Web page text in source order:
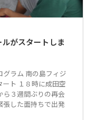
がスタートしま
グラム 南の島フィジ
ト １８時に成田空
ら３週間ぶりの再会
張した面持ちで出発